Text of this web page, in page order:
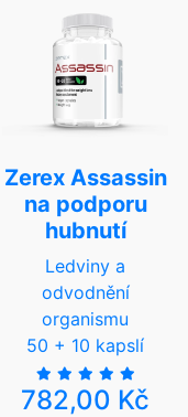
Zerex Assassin
na podporu
hubnutí
Ledviny a
odvodnění
organismu
50 + 10 kapslí
782,00 Kč